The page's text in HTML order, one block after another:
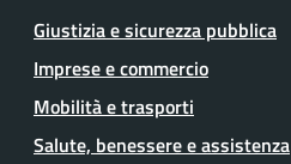
Giustizia e sicurezza pubblica
Imprese e commercio
Mobilità e trasporti
Salute, benessere e assistenza